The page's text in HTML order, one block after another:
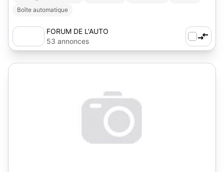
Boîte automatique
FORUM DE L'AUTO
53 annonces